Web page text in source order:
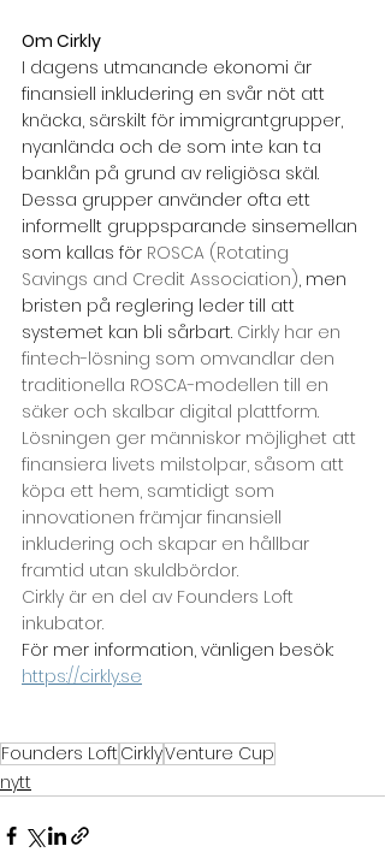
Om Cirkly
I dagens utmanande ekonomi är
finansiell inkludering en svår nöt att
knäcka, särskilt för immigrantgrupper,
nyanlända och de som inte kan ta
banklån på grund av religiösa skäl.
Dessa grupper använder ofta ett
informellt gruppsparande sinsemellan
som kallas för ROSCA (Rotating
Savings and Credit Association), men
bristen på reglering leder till att
systemet kan bli sårbart. Cirkly har en
fintech-lösning som omvandlar den
traditionella ROSCA-modellen till en
säker och skalbar digital plattform.
Lösningen ger människor möjlighet att
finansiera livets milstolpar, såsom att
köpa ett hem, samtidigt som
innovationen främjar finansiell
inkludering och skapar en hållbar
framtid utan skuldbördor.
Cirkly är en del av Founders Loft
inkubator.
För mer information, vänligen besök:
https://cirkly.se
Founders Loft CirklyVenture Cup
nytt